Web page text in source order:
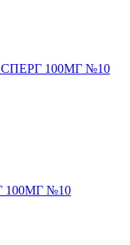
100МГ №10
№10